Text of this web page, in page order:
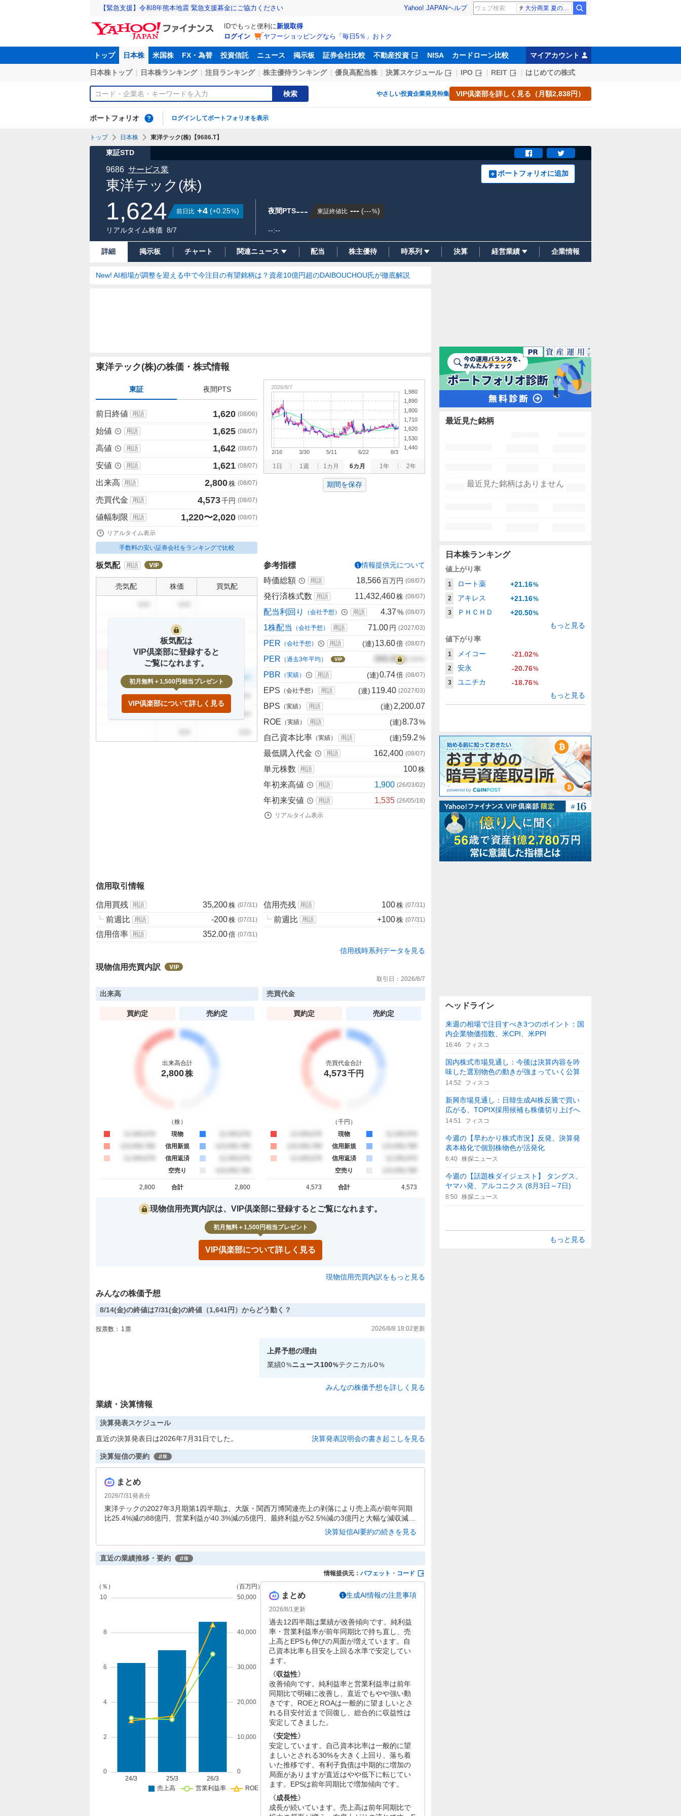
【緊急支援】令和8年熊本地震 緊急支援募金にご協力ください Yahoo! JAPANヘルプ 大分商業 夏の甲子園
IDでもっと便利に新規取得
ログイン
ヤフーショッピングなら「毎日5％」おトク
トップ 日本株 米国株 FX・為替 投資信託 ニュース 掲示板 証券会社比較 不動産投資 NISA カードローン比較 マイアカウント
日本株トップ 日本株ランキング 注目ランキング 株主優待ランキング 優良高配当株 決算スケジュール IPO REIT はじめての株式
検索 やさしい投資企業発見特集 VIP倶楽部を詳しく見る（月額2,838円）
ポートフォリオ ログインしてポートフォリオを表示
トップ 日本株 東洋テック(株)【9686.T】
東証STD
東洋テック(株)
9686 サービス業 ポートフォリオに追加
1,624 前日比 +4 (+0.25%)
リアルタイム株価 8/7
夜間PTS--- 東証終値比 --- (---%)
--:--
詳細 掲示板 チャート 関連ニュース 配当 株主優待 時系列 決算 経営業績 企業情報
New! AI相場が調整を迎える中で今注目の有望銘柄は？資産10億円超のDAIBOUCHOU氏が徹底解説
東洋テック(株)の株価・株式情報
価
値
東証 夜間PTS
前日終値 用語 1,620 (08/06)
始値 用語 1,625 (08/07)
高値 用語 1,642 (08/07)
安値 用語 1,621 (08/07)
出来高 用語 2,800株 (08/07)
売買代金 用語 4,573千円 (08/07)
値幅制限 用語 1,220〜2,020 (08/07)
リアルタイム表示
手数料の安い証券会社をランキングで比較
1日 1週 1カ月 6カ月 1年 2年
1,440
1,530
1,620
1,710
1,800
1,890
1,980
2/16 3/30 5/11 6/22 8/3
2026/8/7
期間を保存
板気配 用語
売気配 株価 買気配
999
999 999
999
999
999
板気配は
VIP倶楽部に登録すると
ご覧になれます。
初月無料＋1,500円相当プレゼント
VIP倶楽部について詳しく見る
参考指標 情報提供元について
時価総額 用語 18,566百万円 (08/07)
発行済株式数 用語 11,432,460株 (08/07)
配当利回り （会社予想） 用語 4.37% (08/07)
1株配当 （会社予想） 用語 71.00円 (2027/03)
PER （会社予想） 用語 (連)13.60倍 (08/07)
PER （過去3年平均） 000.00倍
PBR （実績） 用語 (連)0.74倍 (08/07)
EPS （会社予想） 用語 (連) 119.40 (2027/03)
BPS （実績） 用語 (連) 2,200.07
ROE （実績） 用語 (連)8.73%
自己資本比率 （実績） 用語 (連)59.2%
最低購入代金 用語 162,400 (08/07)
単元株数 用語 100株
年初来高値 用語 1,900 (26/03/02)
年初来安値 用語 1,535 (26/05/18)
リアルタイム表示
信用取引情報
信用買残 用語 35,200株 (07/31 )
┗ 前週比 用語 -200株 (07/31 )
信用倍率 用語 352.00倍 (07/31 )
信用売残 用語 100株 (07/31 )
┗ 前週比 用語 +100株 (07/31 )
信用残時系列データを見る
現物信用売買内訳
取引日： 2026/8/7
出来高
買約定 売約定
出来高合計
2,800株
（株）
現物
信用新規
信用返済
空売り
合計
2,800 2,800
売買代金
買約定 売約定
売買代金合計
4,573千円
（千円 ）
現物
信用新規
信用返済
空売り
合計
4,573 4,573
現物信用売買内訳は、VIP倶楽部に登録するとご覧になれます。
初月無料＋1,500円相当プレゼント
VIP倶楽部について詳しく見る
現物信用売買内訳をもっと見る
みんなの株価予想
8/14(金)の終値は7/31(金)の終値（1,641円）からどう動く？
投票数： 1 票 2026/8/8 18:02更新
上昇予想の理由
業績0%ニュース100%テクニカル0%
みんなの株価予想を詳しく見る
業績・決算情報
決算発表スケジュール
直近の決算発表日は2026年7月31日でした。
決算発表説明会の書き起こしを見る
決算短信の要約
まとめ
2026/7/31 発表分
東洋テックの2027年3月期第1四半期は、大阪・関西万博関連売上の剥落により売上高が前年同期
比25.4%減の88億円、営業利益が40.3%減の5億円、最終利益が52.5%減の3億円と大幅な減収減益
決算短信AI要約の続きを見る
直近の業績推移・要約
情報提供元： バフェット・コード
まとめ 生成AI情報の注意事項
2026/8/1 更新
過去12四半期は業績が改善傾向です。純利益
率・営業利益率が前年同期比で持ち直し、売
上高とEPSも伸びの局面が増えています。自
己資本比率も目安を上回る水準で安定してい
ます。
〈収益性〉
改善傾向です。純利益率と営業利益率は前年
同期比で明確に改善し、直近でもやや強い動
きです。ROEとROAは一般的に望ましいとさ
れる目安付近まで回復し、総合的に収益性は
安定してきました。
〈安定性〉
安定しています。自己資本比率は一般的に望
ましいとされる30%を大きく上回り、落ち着
いた推移です。有利子負債は中期的に増加の
局面がありますが直近はやや低下に転じてい
ます。EPSは前年同期比で増加傾向です。
〈成長性〉
成長が続いています。売上高は前年同期比で
最近見た銘柄
最近見た銘柄はありません
日本株ランキング
値上がり率
1 ロート薬 +21.16%
2
アキレス +21.16%
3
ＰＨＣＨＤ +20.50%
もっと見る
値下がり率
1 メイコー -21.02%
2
安永 -20.76%
3
ユニチカ -18.76%
もっと見る
ヘッドライン
来週の相場で注目すべき3つのポイント：国
内企業物価指数、米CPI、米PPI
16:46 フィスコ
国内株式市場見通し：今後は決算内容を吟
味した選別物色の動きが強まっていく公算
14:52 フィスコ
新興市場見通し：日韓生成AI株反騰で買い
広がる、TOPIX採用候補も株価切り上げへ
14:51 フィスコ
今週の【早わかり株式市況】反発、決算発
表本格化で個別株物色が活発化
6:40 株探ニュース
今週の【話題株ダイジェスト】 タングス、
ヤマハ発、アルコニクス (8月3日～7日)
8:50 株探ニュース
もっと見る